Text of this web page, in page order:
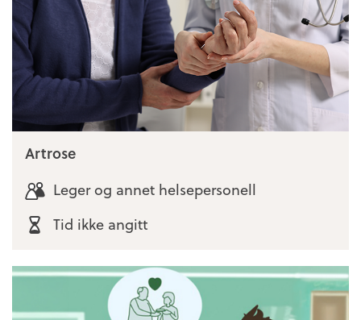
Artrose
Leger og annet helsepersonell
Tid ikke angitt